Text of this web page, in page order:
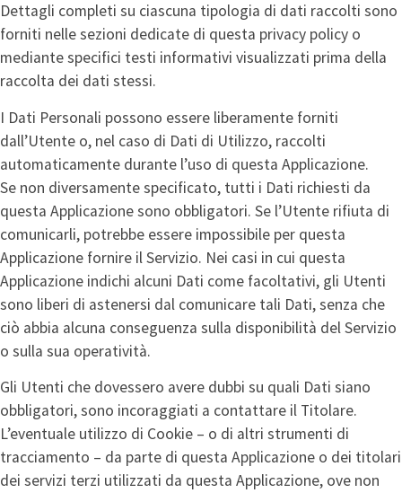
Dettagli completi su ciascuna tipologia di dati raccolti sono
forniti nelle sezioni dedicate di questa privacy policy o
mediante specifici testi informativi visualizzati prima della
raccolta dei dati stessi.
I Dati Personali possono essere liberamente forniti
dall’Utente o, nel caso di Dati di Utilizzo, raccolti
automaticamente durante l’uso di questa Applicazione.
Se non diversamente specificato, tutti i Dati richiesti da
questa Applicazione sono obbligatori. Se l’Utente rifiuta di
comunicarli, potrebbe essere impossibile per questa
Applicazione fornire il Servizio. Nei casi in cui questa
Applicazione indichi alcuni Dati come facoltativi, gli Utenti
sono liberi di astenersi dal comunicare tali Dati, senza che
ciò abbia alcuna conseguenza sulla disponibilità del Servizio
o sulla sua operatività.
Gli Utenti che dovessero avere dubbi su quali Dati siano
obbligatori, sono incoraggiati a contattare il Titolare.
L’eventuale utilizzo di Cookie – o di altri strumenti di
tracciamento – da parte di questa Applicazione o dei titolari
dei servizi terzi utilizzati da questa Applicazione, ove non